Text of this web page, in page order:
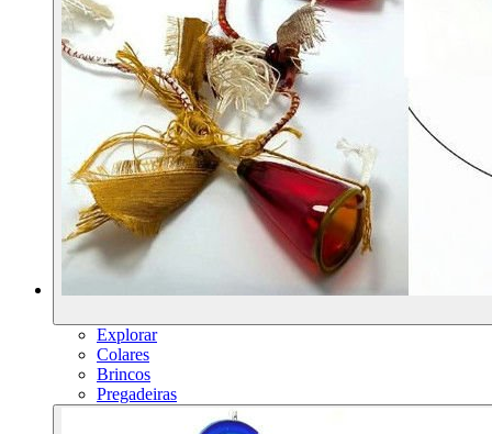
Explorar
Colares
Brincos
Pregadeiras